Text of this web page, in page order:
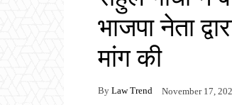
भाजपा नेता
मांग की
By Law Trend November 17,